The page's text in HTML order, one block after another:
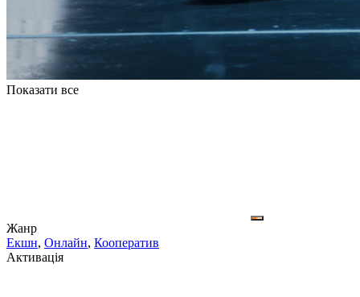
Показати все
Жанр
Екшн, Онлайн, Кооператив
Активація